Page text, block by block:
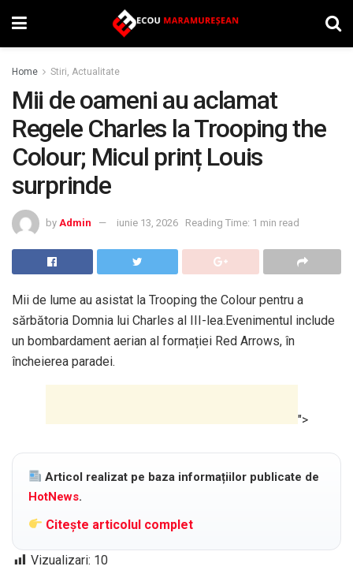
Home Stiri, Actualitate
Mii de oameni au aclamat
Regele Charles la Trooping the
Colour; Micul prinț Louis
surprinde
by Admin iunie 13, 2026 Reading Time: 1 min read
Mii de lume au asistat la Trooping the Colour pentru a
sărbătoria Domnia lui Charles al III-lea.Evenimentul include
un bombardament aerian al formației Red Arrows, în
încheierea paradei.
">
Articol realizat pe baza informațiilor publicate de
HotNews.
Citește articolul complet
Vizualizari: 10